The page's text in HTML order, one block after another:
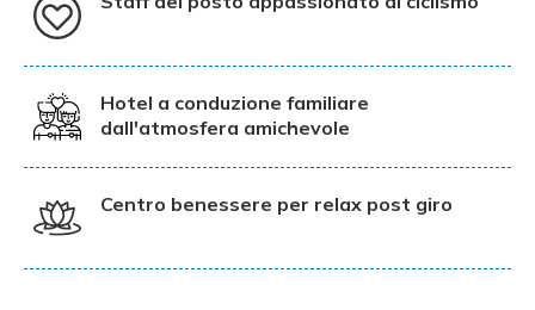
Hotel a conduzione familiare
dall'atmosfera amichevole
Centro benessere per relax post giro